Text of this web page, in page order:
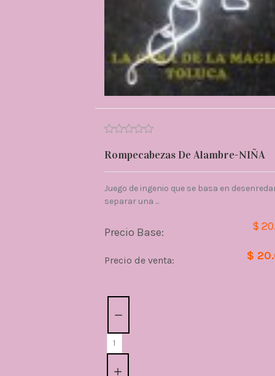
Rompecabezas De Alambre-NIÑA
Juego de ingenio que se basa en
separar una ...
Precio Base: $
Precio de venta: $